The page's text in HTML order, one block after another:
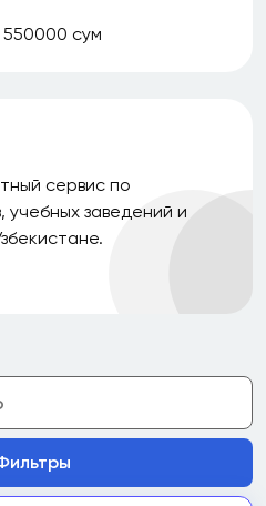
сум
сервис по
заведений и